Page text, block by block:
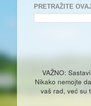
PRETRAŽITE
VAŽNO:
Nikako nemojte
vaš rad, već su